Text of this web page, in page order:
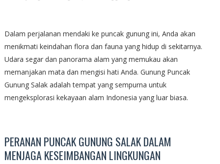
Dalam perjalanan mendaki ke puncak gunung ini, Anda akan
menikmati keindahan flora dan fauna yang hidup di sekitarnya.
Udara segar dan panorama alam yang memukau akan
memanjakan mata dan mengisi hati Anda. Gunung Puncak
Gunung Salak adalah tempat yang sempurna untuk
mengeksplorasi kekayaan alam Indonesia yang luar biasa.
PERANAN PUNCAK GUNUNG SALAK DALAM
MENJAGA KESEIMBANGAN LINGKUNGAN